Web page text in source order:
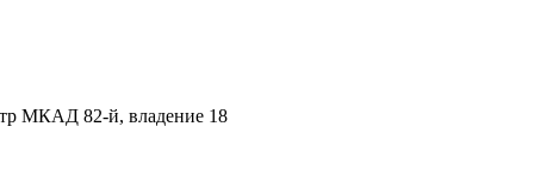
МКАД 82-й, владение 18